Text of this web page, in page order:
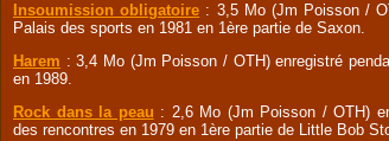
Insoumission obligatoire : 3,5 Mo (Jm Poisson /
Palais des sports en 1981 en 1ère partie de Saxon.
Harem : 3,4 Mo (Jm Poisson / OTH) enregistré
en 1989.
Rock dans la peau : 2,6 Mo (Jm Poisson / OTH)
des rencontres en 1979 en 1ère partie de Little Bob